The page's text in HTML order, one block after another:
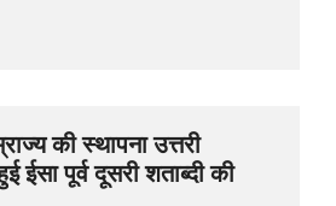
की स्थापना उत्तरी
ईसा पूर्व दूसरी शताब्दी की